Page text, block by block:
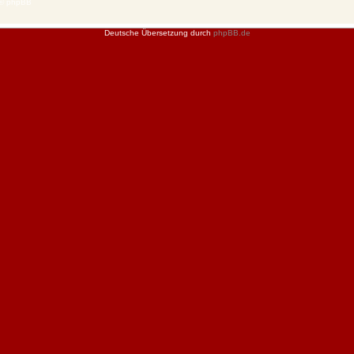
Deutsche Übersetzung durch phpBB.de